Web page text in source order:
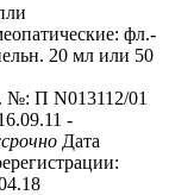
фл.-
20 мл или 50
№: П N013112/01
-
Дата